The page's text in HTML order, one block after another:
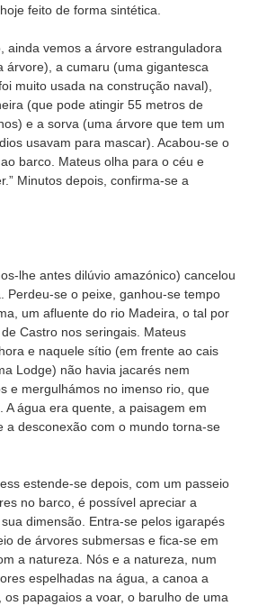
feito de forma sintética.
ainda vemos a árvore estranguladora
árvore), a cumaru (uma gigantesca
muito usada na construção naval),
(que pode atingir 55 metros de
e a sorva (uma árvore que tem um
usavam para mascar). Acabou-se o
barco. Mateus olha para o céu e
Minutos depois, confirma-se a
lhe antes dilúvio amazónico) cancelou
Perdeu-se o peixe, ganhou-se tempo
um afluente do rio Madeira, o tal por
Castro nos seringais. Mateus
e naquele sítio (em frente ao cais
Lodge) não havia jacarés nem
e mergulhámos no imenso rio, que
A água era quente, a paisagem em
a desconexão com o mundo torna-se
estende-se depois, com um passeio
no barco, é possível apreciar a
dimensão. Entra-se pelos igarapés
de árvores submersas e fica-se em
a natureza. Nós e a natureza, num
espelhadas na água, a canoa a
os papagaios a voar, o barulho de uma